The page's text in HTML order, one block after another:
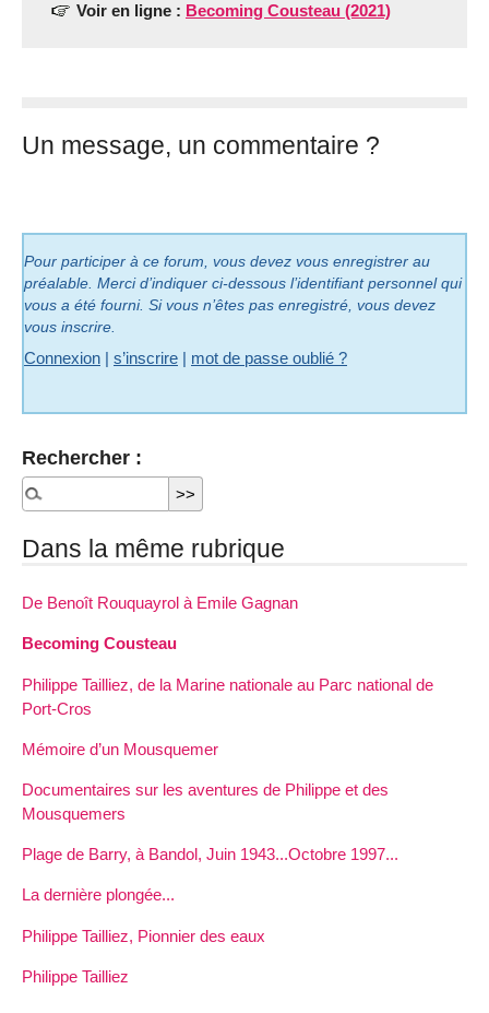
Voir en ligne : Becoming Cousteau (2021)
Un message, un commentaire ?
Pour participer à ce forum, vous devez vous enregistrer au
préalable. Merci d’indiquer ci-dessous l’identifiant personnel qui
vous a été fourni. Si vous n’êtes pas enregistré, vous devez
vous inscrire.
Connexion | s’inscrire | mot de passe oublié ?
Rechercher :
Dans la même rubrique
De Benoît Rouquayrol à Emile Gagnan
Becoming Cousteau
Philippe Tailliez, de la Marine nationale au Parc national de
Port-Cros
Mémoire d’un Mousquemer
Documentaires sur les aventures de Philippe et des
Mousquemers
Plage de Barry, à Bandol, Juin 1943...Octobre 1997...
La dernière plongée...
Philippe Tailliez, Pionnier des eaux
Philippe Tailliez